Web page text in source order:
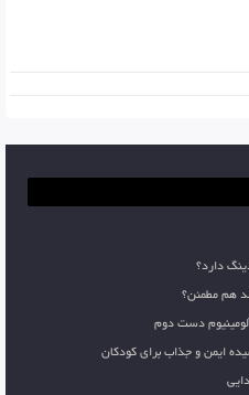
دارد؟
هم مطمئن؟
دست دوم
ایمن و جذاب برای کودکان